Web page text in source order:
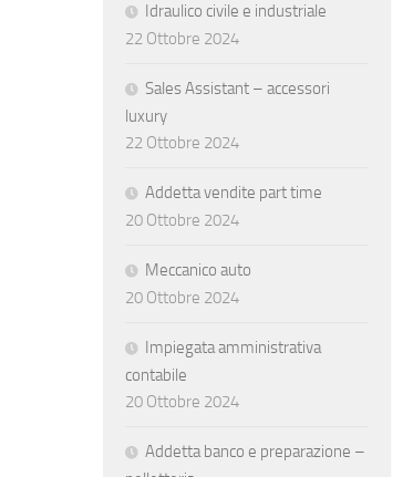
Idraulico civile e industriale
22 Ottobre 2024
Sales Assistant – accessori
luxury
22 Ottobre 2024
Addetta vendite part time
20 Ottobre 2024
Meccanico auto
20 Ottobre 2024
Impiegata amministrativa
contabile
20 Ottobre 2024
Addetta banco e preparazione –